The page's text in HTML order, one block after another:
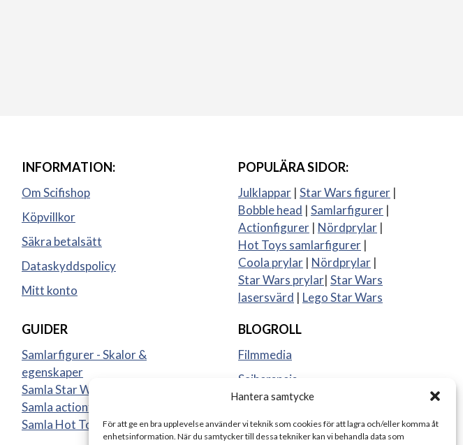
Hantera samtycke
För att ge en bra upplevelse använder vi teknik som cookies för att lagra och/eller komma åt
enhetsinformation. När du samtycker till dessa tekniker kan vi behandla data som
INFORMATION:
Om Scifishop
Köpvillkor
Säkra betalsätt
Dataskyddspolicy
Mitt konto
GUIDER
Samlarfigurer - Skalor &
egenskaper
Samla Star Wars figurer
Samla actionfigurer
Samla Hot Toys
POPULÄRA SIDOR:
Julklappar | Star Wars figurer |
Bobble head | Samlarfigurer |
Actionfigurer | Nördprylar |
Hot Toys samlarfigurer |
Coola prylar | Nördprylar |
Star Wars prylar| Star Wars
lasersvärd | Lego Star Wars
BLOGROLL
Filmmedia
Sajberspejs
Strange things